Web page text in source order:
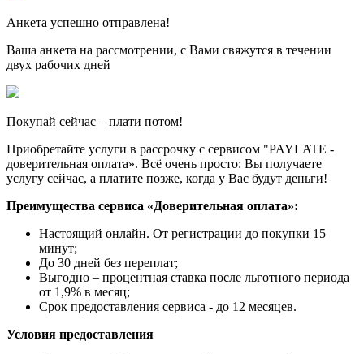
Анкета успешно отправлена!
Ваша анкета на рассмотрении, с Вами свяжутся в течении
двух рабочих дней
Покупай сейчас – плати потом!
Приобретайте услуги в рассрочку с сервисом "PAYLATE -
доверительная оплата». Всё очень просто: Вы получаете
услугу сейчас, а платите позже, когда у Вас будут деньги!
Преимущества сервиса «Доверительная оплата»:
Настоящий онлайн. От регистрации до покупки 15
минут;
До 30 дней без переплат;
Выгодно – процентная ставка после льготного периода
от 1,9% в месяц;
Срок предоставления сервиса - до 12 месяцев.
Условия предоставления